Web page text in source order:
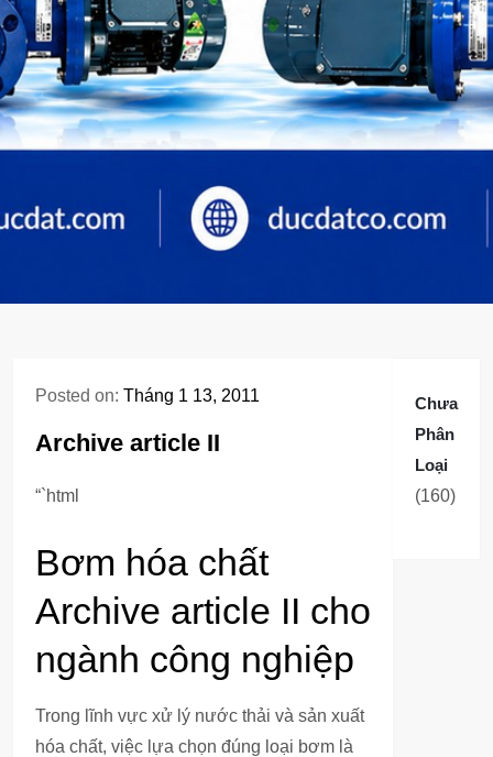
Posted on: Tháng 1 13, 2011
Archive article II
“`html
Bơm hóa chất
Archive article II cho
ngành công nghiệp
Trong lĩnh vực xử lý nước thải và sản xuất
hóa chất, việc lựa chọn đúng loại bơm là
Chưa
Phân
Loại
160160